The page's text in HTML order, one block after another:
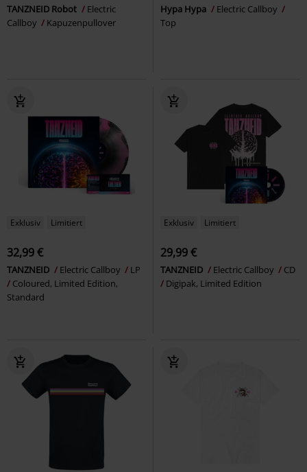
TANZNEID Robot
Electric
Callboy
Kapuzenpullover
Hypa Hypa
Electric Callboy
Top
Exklusiv Limitiert
32,99 €
TANZNEID Electric Callboy
LP
Coloured, Limited Edition,
Standard
Exklusiv Limitiert
29,99 €
TANZNEID Electric Callboy
CD
Digipak, Limited Edition